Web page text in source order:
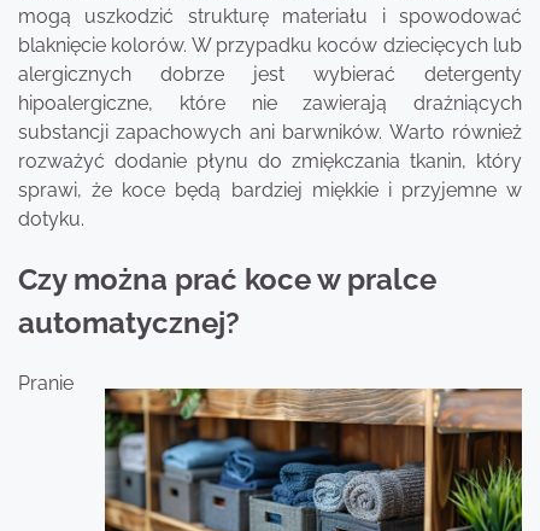
mogą uszkodzić strukturę materiału i spowodować
blaknięcie kolorów. W przypadku koców dziecięcych lub
alergicznych dobrze jest wybierać detergenty
hipoalergiczne, które nie zawierają drażniących
substancji zapachowych ani barwników. Warto również
rozważyć dodanie płynu do zmiękczania tkanin, który
sprawi, że koce będą bardziej miękkie i przyjemne w
dotyku.
Czy można prać koce w pralce
automatycznej?
Pranie